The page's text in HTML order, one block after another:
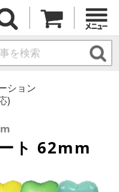
ション
)
ト 62mm